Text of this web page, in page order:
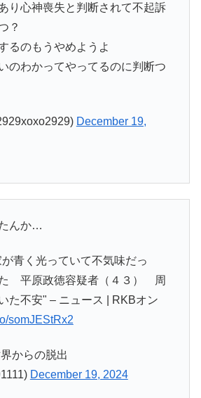
り心神喪失と判断されて不起訴
？
るのもうやめようよ
のわかってやってるのに判断つ
December 19,
んか…
青く光っていて不気味だっ
平原政徳容疑者（４３） 周
た不安" – ニュース | RKBオン
somJEStRx2
からの脱出
December 19, 2024